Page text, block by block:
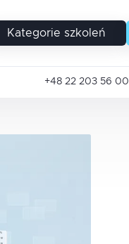
Kategorie szkoleń
+48 22 203 56 00